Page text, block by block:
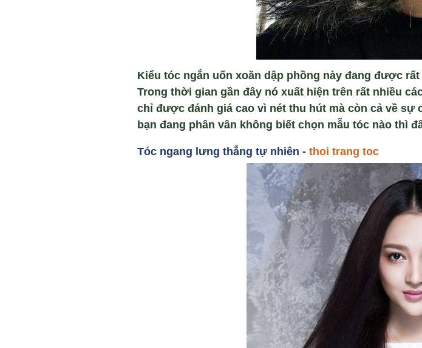
Kiểu tóc ngắn uốn xoăn dập phồng này đang được
Trong thời gian gần đây nó xuất hiện trên rất nhiều
chỉ được đánh giá cao vì nét thu hút mà còn cả về sự
bạn đang phân vân không biết chọn mẫu tóc nào thì
Tóc ngang lưng thẳng tự nhiên - thoi trang toc